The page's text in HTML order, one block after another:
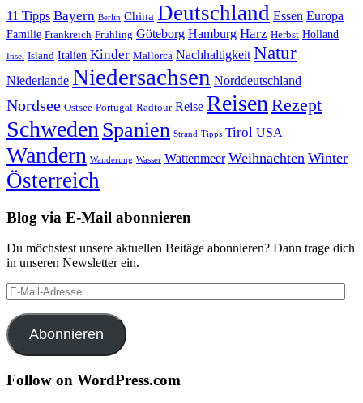
11 Tipps Bayern Berlin China Deutschland Essen Europa
Familie Frankreich Frühling Göteborg Hamburg Harz Herbst Holland
Insel Island Italien Kinder Mallorca Nachhaltigkeit Natur
Niederlande Niedersachsen Norddeutschland
Nordsee Ostsee Portugal Radtour Reise Reisen Rezept
Schweden Spanien Strand Tipps Tirol USA
Wandern Wanderung Wasser Wattenmeer Weihnachten Winter
Österreich
Blog via E-Mail abonnieren
Du möchstest unsere aktuellen Beitäge abonnieren? Dann trage dich
in unseren Newsletter ein.
E-
Mail-
Adresse
Abonnieren
Follow on WordPress.com